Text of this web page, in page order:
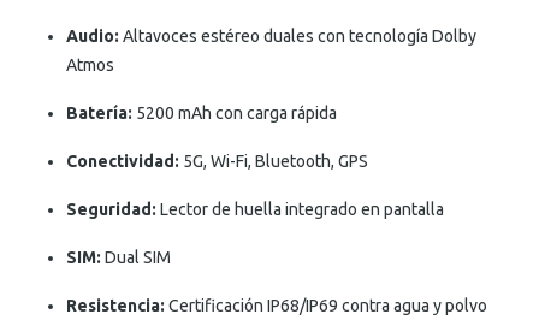
Audio: Altavoces estéreo duales con tecnología Dolby
Atmos
Batería: 5200 mAh con carga rápida
Conectividad: 5G, Wi-Fi, Bluetooth, GPS
Seguridad: Lector de huella integrado en pantalla
SIM: Dual SIM
Resistencia: Certificación IP68/IP69 contra agua y polvo